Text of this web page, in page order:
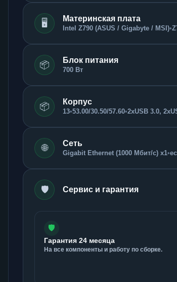
🖥️ Материнская плата
Intel Z790 (ASUS / Gigabyte / MSI)•
📦 Блок питания
700 Вт
📦 Корпус
13•53.00/30.50/57.60•2xUSB 3.0,
🌐 Сеть
Gigabit Ethernet (1000 Мбит/с) x1•
🛡️ Сервис и гарантия
🛡️
Гарантия 24 месяца
На все компоненты и работу по сборке.